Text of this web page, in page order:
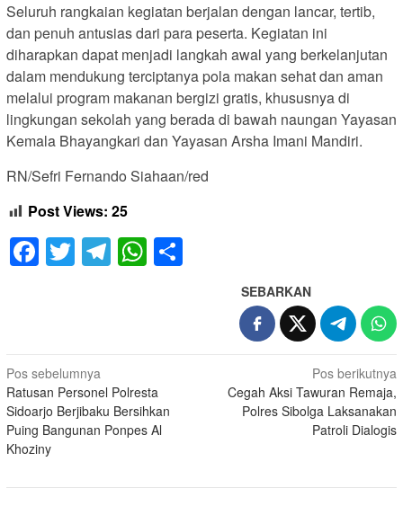
Seluruh rangkaian kegiatan berjalan dengan lancar, tertib,
dan penuh antusias dari para peserta. Kegiatan ini
diharapkan dapat menjadi langkah awal yang berkelanjutan
dalam mendukung terciptanya pola makan sehat dan aman
melalui program makanan bergizi gratis, khususnya di
lingkungan sekolah yang berada di bawah naungan Yayasan
Kemala Bhayangkari dan Yayasan Arsha Imani Mandiri.
RN/Sefri Fernando Siahaan/red
Post Views: 25
Facebook
TwitterTelegram
WhatsApp
SEBARKAN
Navigasi
pos
Pos sebelumnya
Ratusan Personel Polresta
Sidoarjo Berjibaku Bersihkan
Puing Bangunan Ponpes Al
Khoziny
Pos berikutnya
Cegah Aksi Tawuran Remaja,
Polres Sibolga Laksanakan
Patroli Dialogis